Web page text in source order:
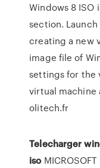
Windows 8
section.
creating a new
image file of
settings for the
virtual machine
olitech.fr
Telecharger
isoMICROSOFT